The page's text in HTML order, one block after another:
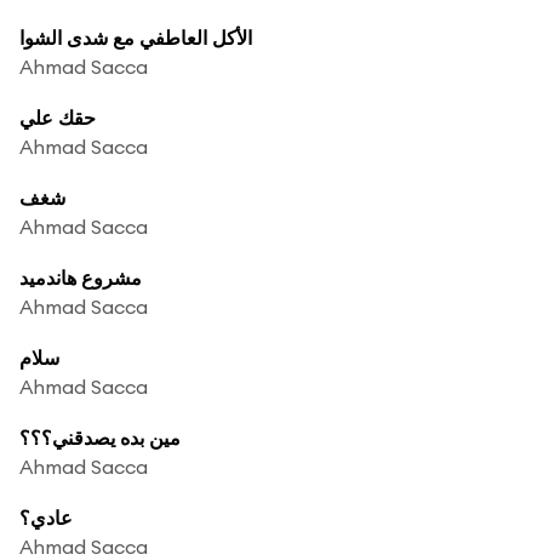
الأكل العاطفي مع شدى الشوا
Ahmad Sacca
حقك علي
Ahmad Sacca
شغف
Ahmad Sacca
مشروع هاندميد
Ahmad Sacca
سلام
Ahmad Sacca
مين بده يصدقني؟؟؟
Ahmad Sacca
عادي؟
Ahmad Sacca